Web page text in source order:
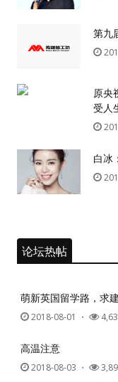
第九
原央
受人
白冰
论坛热帖
萌新英国留学路，求
2018-08-01 ・
高温注意
2018-08-03 ・